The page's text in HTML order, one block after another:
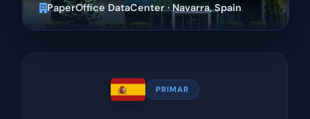
PaperOffice DataCenter · Navarra, Spain
PRIMAR